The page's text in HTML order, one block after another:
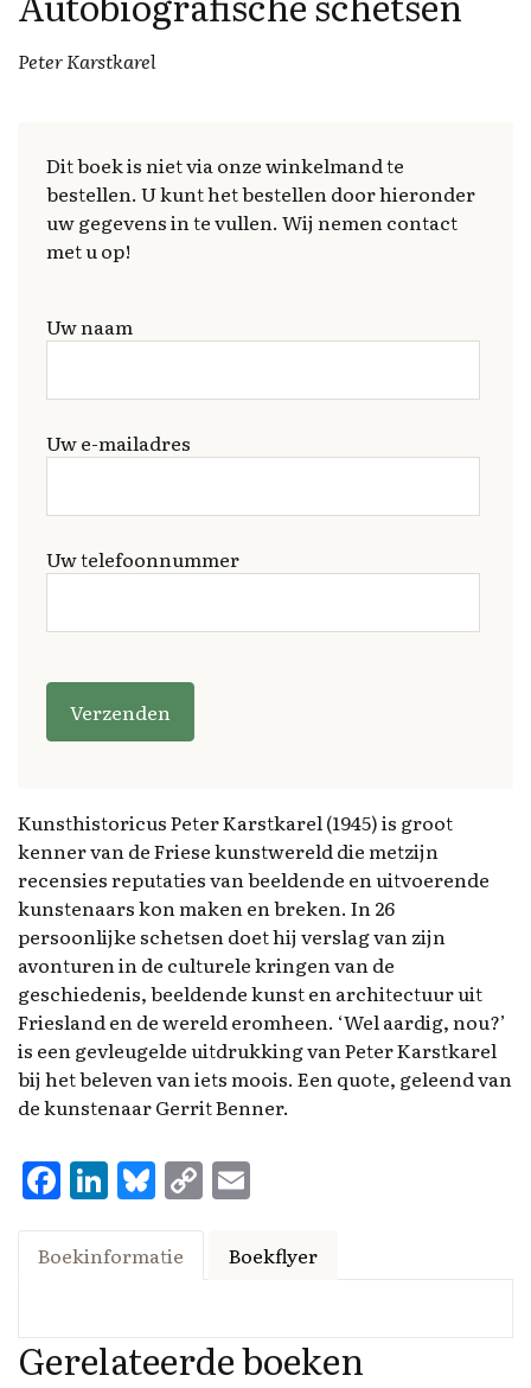
Peter Karstkarel
Dit boek is niet via onze winkelmand te
bestellen. U kunt het bestellen door hieronder
uw gegevens in te vullen. Wij nemen contact
met u op!
Uw naam
Uw e-mailadres
Uw telefoonnummer
G
li
e
d
it
v
e
l
d
l
e
e
g
e
l
t
.
Kunsthistoricus Peter Karstkarel (1945) is groot
kenner van de Friese kunstwereld die metzijn
recensies reputaties van beeldende en uitvoerende
kunstenaars kon maken en breken. In 26
persoonlijke schetsen doet hij verslag van zijn
avonturen in de culturele kringen van de
geschiedenis, beeldende kunst en architectuur uit
Friesland en de wereld eromheen. ‘Wel aardig, nou?’
is een gevleugelde uitdrukking van Peter Karstkarel
bij het beleven van iets moois. Een quote, geleend van
de kunstenaar Gerrit Benner.
F
a
ce
o
o
Li
n
k
d
I
Bl
u
es
y
C
o
y
Li
n
ai
Boekinformatie Boekflyer
Gerelateerde boeken